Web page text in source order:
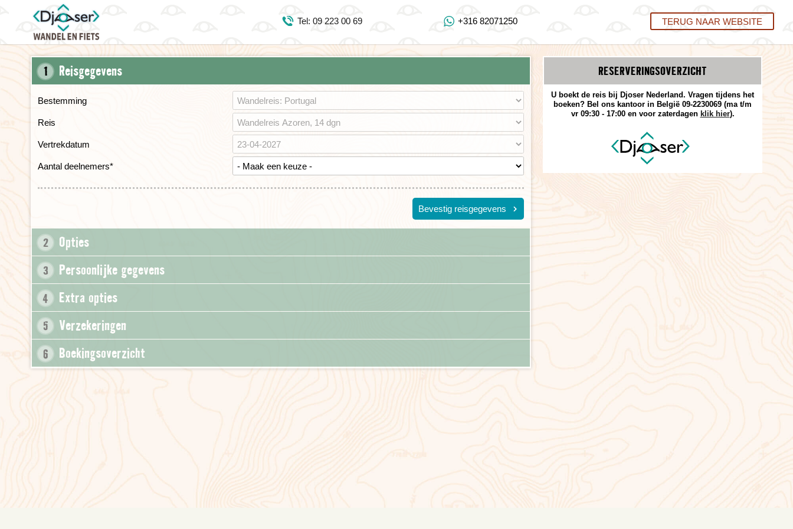
Tel: 09 223 00 69
https://www.youtube.com/user/DjoserWebsite
https://www.instagram.com/djoser_reizen/
Tel: 09 223 00 69 +316 82071250 TERUG NAAR WEBSITE
1 Reisgegevens
Bestemming
Reis
Vertrekdatum
Aantal deelnemers*
Bevestig reisgegevens
2 Opties
3 Persoonlijke gegevens
4 Extra opties
5 Verzekeringen
6 Boekingsoverzicht
RESERVERINGS­OVERZICHT
U boekt de reis bij Djoser Nederland. Vragen tijdens het
boeken? Bel ons kantoor in België 09-2230069 (ma t/m
vr 09:30 - 17:00 en voor zaterdagen klik hier).